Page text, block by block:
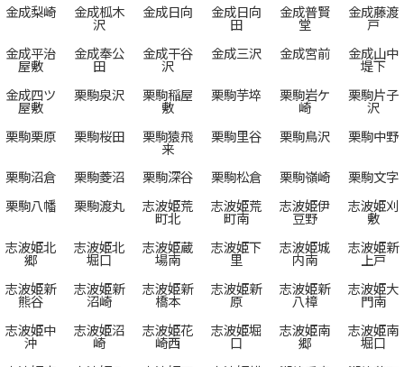
金成梨崎
金成柧木
沢
金成日向 金成日向
田
金成普賢
堂
金成藤渡
戸
金成平治
屋敷
金成奉公
田
金成干谷
沢
金成三沢 金成宮前 金成山中
堤下
金成四ツ
屋敷
栗駒泉沢 栗駒稲屋
敷
栗駒芋埣 栗駒岩ケ
崎
栗駒片子
沢
栗駒栗原
栗駒桜田 栗駒猿飛
来
栗駒里谷 栗駒鳥沢 栗駒中野
栗駒沼倉 栗駒菱沼 栗駒深谷 栗駒松倉 栗駒嶺崎
栗駒文字
栗駒八幡
栗駒渡丸 志波姫荒
町北
志波姫荒
町南
志波姫伊
豆野
志波姫刈
敷
志波姫北
郷
志波姫北
堀口
志波姫蔵
場南
志波姫下
里
志波姫城
内南
志波姫新
上戸
志波姫新
熊谷
志波姫新
沼崎
志波姫新
橋本
志波姫新
原
志波姫新
八樟
志波姫大
門南
志波姫中
沖
志波姫沼
崎
志波姫花
崎西
志波姫堀
口
志波姫南
郷
志波姫南
堀口